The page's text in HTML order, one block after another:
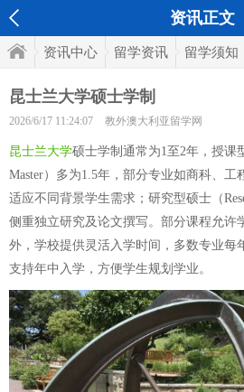
资讯正文
资讯中心 留学资讯 留学须知
昆士兰大学硕士学制
2026/6/17 11:24:07 教外澳大利亚留学网
昆士兰大学硕士学制通常为1至2年，授课
Master）多为1.5年，部分专业如商科、工
适应不同背景学生需求；研究型硕士（
侧重独立研究及论文撰写。部分课程允许
外，学校提供灵活入学时间，多数专业每
支持年中入学，方便学生规划学业。